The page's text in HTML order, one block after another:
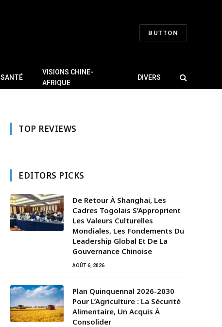
BUTTON
SANTÉ
VISIONS CHINE-
AFRIQUE
DIVERS
TOP REVIEWS
EDITORS PICKS
De Retour À Shanghai, Les
Cadres Togolais S’Approprient
Les Valeurs Culturelles
Mondiales, Les Fondements Du
Leadership Global Et De La
Gouvernance Chinoise
AOÛT 6, 2026
Plan Quinquennal 2026-2030
Pour L’Agriculture : La Sécurité
Alimentaire, Un Acquis À
Consolider